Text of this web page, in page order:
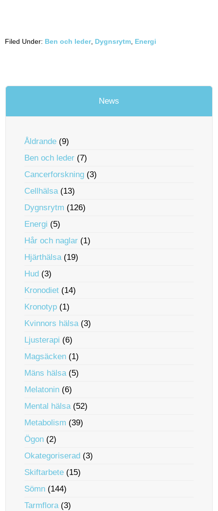
Filed Under: Ben och leder, Dygnsrytm Energi
News
Åldrande (9)
Ben och leder (7)
Cancerforskning (3)
Cellhälsa(13)
Dygnsrytm (126)
Energi (5)
Hår och naglar (1)
Hjärthälsa(19)
Hud (3)
Kronodiet (14)
Kronotyp (1)
Kvinnors hälsa(3)
Ljusterapi (6)
Magsäcken (1)
Mäns hälsa(5)
Melatonin (6)
Mental hälsa(52)
Metabolism (39)
Ögon (2)
Okategoriserad (3)
Skiftarbete (15)
Sömn (144)
Tarmflora(3)